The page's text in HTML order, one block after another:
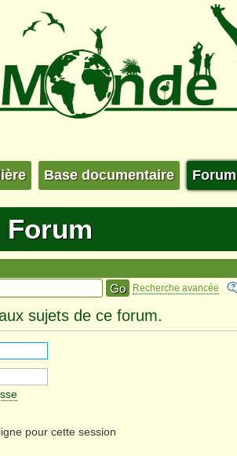
Base documentaire Forum
Forum
Recherche avancée
sujets de ce forum.
pour cette session